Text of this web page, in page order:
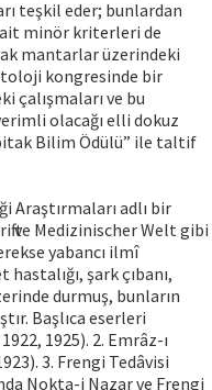
teşkil eder; bunlardan
minör kriterleri de
mantarlar üzerindeki
kongresinde bir
çalışmaları ve bu
olacağı elli dokuz
Bilim Ödülü” ile taltif
Araştırmaları adlı bir
ve Medizinischer Welt gibi
yabancı ilmî
şark çıbanı,
durmuş, bunların
Başlıca eserleri
1925). 2. Emrâz-ı
3. Frengi Tedâvisi
Nokta-i Nazar ve Frengi